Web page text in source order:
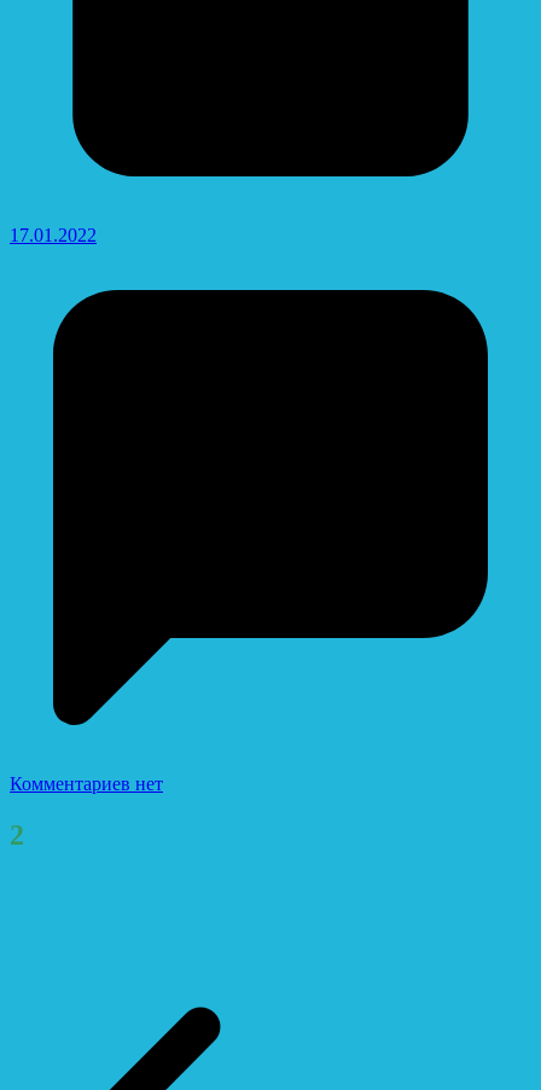
17.01.2022
Комментариев нет
2